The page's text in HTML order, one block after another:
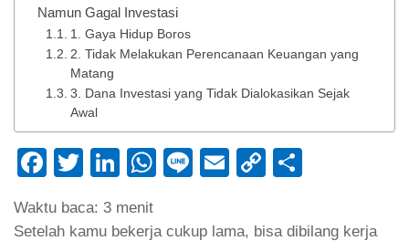
Namun Gagal Investasi
1. Gaya Hidup Boros
2. Tidak Melakukan Perencanaan Keuangan yang
Matang
3. Dana Investasi yang Tidak Dialokasikan Sejak
Awal
Facebook
TwitterLinkedIn
WhatsApp
LineEmailCopy
Waktu baca: 3 menit
Setelah kamu bekerja cukup lama, bisa dibilang kerja